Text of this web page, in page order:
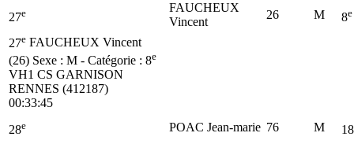
27e
FAUCHEUX
Vincent
26 M 8e
27e FAUCHEUX Vincent
(26) Sexe : M - Catégorie : 8e
VH1 CS GARNISON
RENNES (412187)
00:33:45
28e POAC Jean-marie 76 M
18